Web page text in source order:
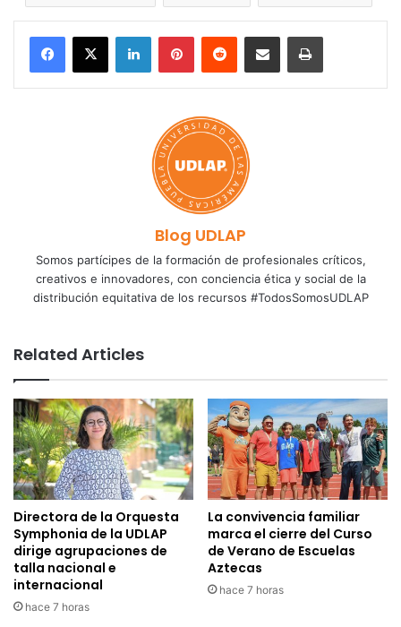
LinkedInPinterestReddit Share via Email Print
Blog UDLAP
Somos partícipes de la formación de profesionales críticos,
creativos e innovadores, con conciencia ética y social de la
distribución equitativa de los recursos #TodosSomosUDLAP
Related Articles
Directora de la Orquesta
Symphonia de la UDLAP
dirige agrupaciones de
talla nacional e
internacional
hace 7 horas
La convivencia familiar
marca el cierre del Curso
de Verano de Escuelas
Aztecas
hace 7 horas